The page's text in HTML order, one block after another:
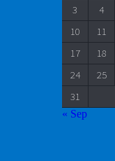
3
4
10
11
17
18
24
25
31
« Sep